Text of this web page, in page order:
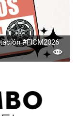
#FICM2026